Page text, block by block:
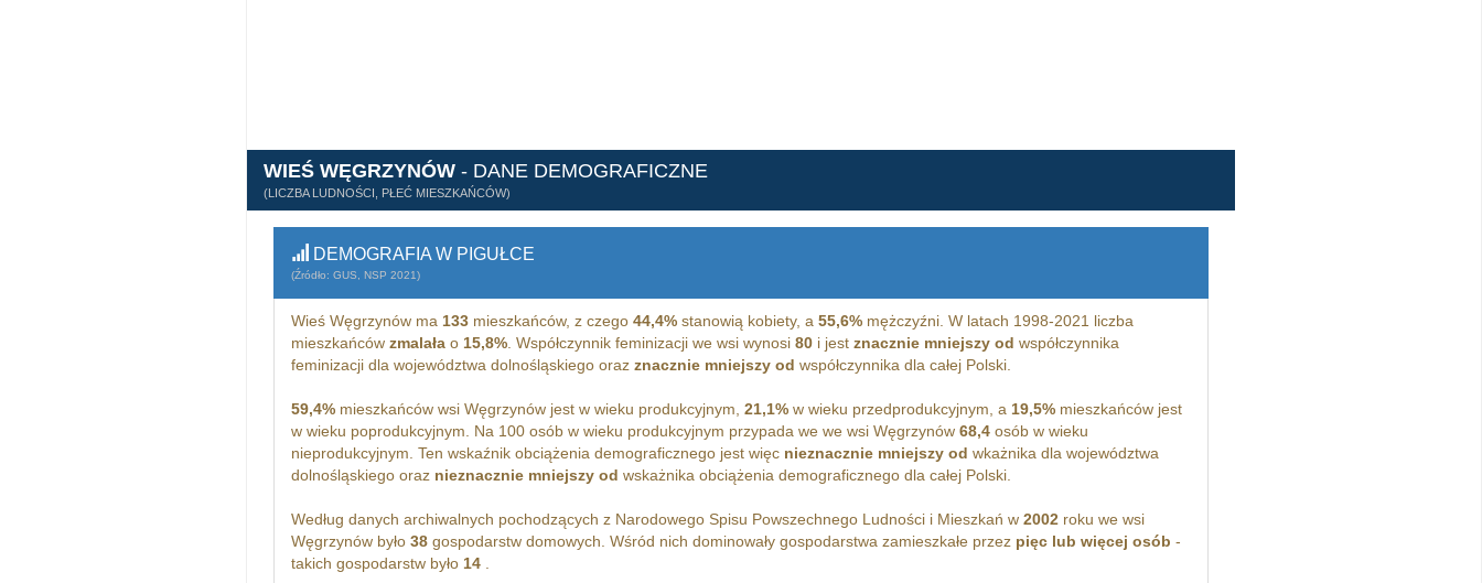
WIEŚ WĘGRZYNÓW - DANE DEMOGRAFICZNE
(LICZBA LUDNOŚCI, PŁEĆ MIESZKAŃCÓW)
DEMOGRAFIA W PIGUŁCE
(Źródło: GUS, NSP 2021)
Wieś Węgrzynów ma 133mieszkańców, z czego 44,4%stanowią kobiety, a 55,6%mężczyźni. W latach 1998-2021 liczba
mieszkańców zmalałao 15,8%. Współczynnik feminizacji we wsi wynosi 80i jest znacznie mniejszy od współczynnika
feminizacji dla województwa dolnośląskiego oraz znacznie mniejszy od współczynnika dla całej Polski.
59,4%mieszkańców wsi Węgrzynów jest w wieku produkcyjnym, 21,1%w wieku przedprodukcyjnym, a 19,5%mieszkańców jest
w wieku poprodukcyjnym. Na 100 osób w wieku produkcyjnym przypada we we wsi Węgrzynów 68,4osób w wieku
nieprodukcyjnym. Ten wskaźnik obciążenia demograficznego jest więc nieznacznie mniejszy od wkażnika dla województwa
dolnośląskiego oraz nieznacznie mniejszy od wskażnika obciążenia demograficznego dla całej Polski.
Według danych archiwalnych pochodzących z Narodowego Spisu Powszechnego Ludności i Mieszkań w 2002roku we wsi
Węgrzynów było 38gospodarstw domowych. Wśród nich dominowały gospodarstwa zamieszkałe przez pięc lub więcej osób -
takich gospodarstw było 14.